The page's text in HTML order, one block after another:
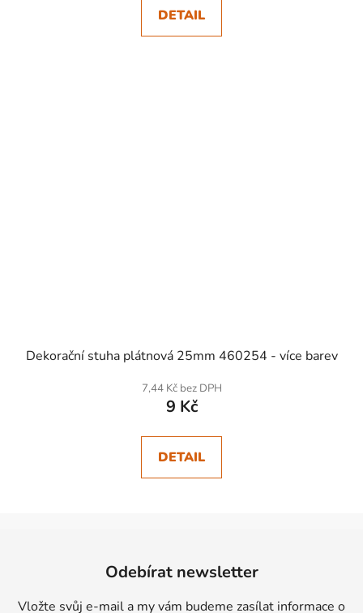
DETAIL
Dekorační stuha plátnová 25mm 460254 - více barev
7,44 Kč bez DPH
9 Kč
DETAIL
Odebírat newsletter
Vložte svůj e-mail a my vám budeme zasílat informace o